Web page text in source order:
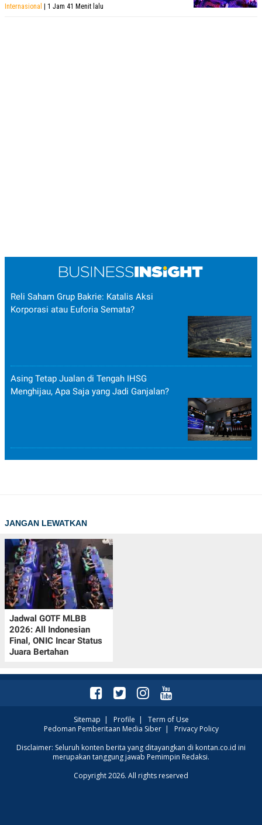
Internasional | 1 Jam 41 Menit lalu
Reli Saham Grup Bakrie: Katalis Aksi
Korporasi atau Euforia Semata?
Asing Tetap Jualan di Tengah IHSG
Menghijau, Apa Saja yang Jadi Ganjalan?
JANGAN LEWATKAN
Jadwal GOTF MLBB
2026: All Indonesian
Final, ONIC Incar Status
Juara Bertahan
Sitemap | Profile | Term of Use
Pedoman Pemberitaan Media Siber| Privacy Policy
Disclaimer: Seluruh konten berita yang ditayangkan di kontan.co.id ini
merupakan tanggung jawab Pemimpin Redaksi.
Copyright 2026. All rights reserved